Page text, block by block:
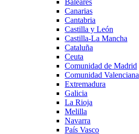
Canarias
Cantabria
Castilla y León
Castilla-La Mancha
Cataluña
Ceuta
Comunidad de Madrid
Comunidad Valenciana
Extremadura
Galicia
La Rioja
Melilla
Navarra
País Vasco